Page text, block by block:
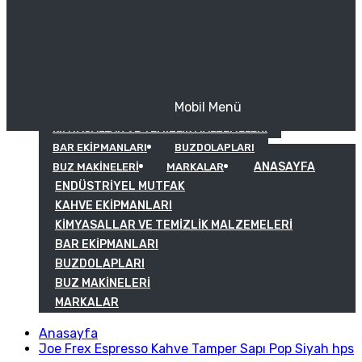
KIMYASALLAR VE TEMIZLIK MALZEMELERI
BAR EKIPMANLARI
BUZDOLAPLARI
BUZ MAKINELERI
MARKALAR
Mobil Menü
ANASAYFA
ENDÜSTRIYEL MUTFAK
KAHVE EKIPMANLARI
KIMYASALLAR VE TEMIZLIK MALZEMELERI
BAR EKIPMANLARI
BUZDOLAPLARI
BUZ MAKINELERI
MARKALAR
Anasayfa
Joe Frex Espresso Kahve Tamper Sapı Pop Siyah hps